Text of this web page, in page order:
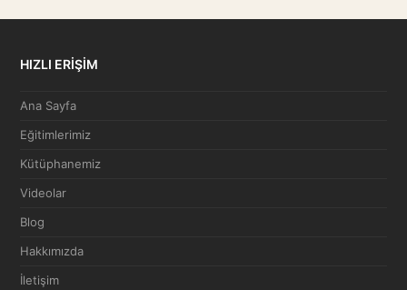
HIZLI ERİŞİM
Ana Sayfa
Eğitimlerimiz
Kütüphanemiz
Videolar
Blog
Hakkımızda
İletişim